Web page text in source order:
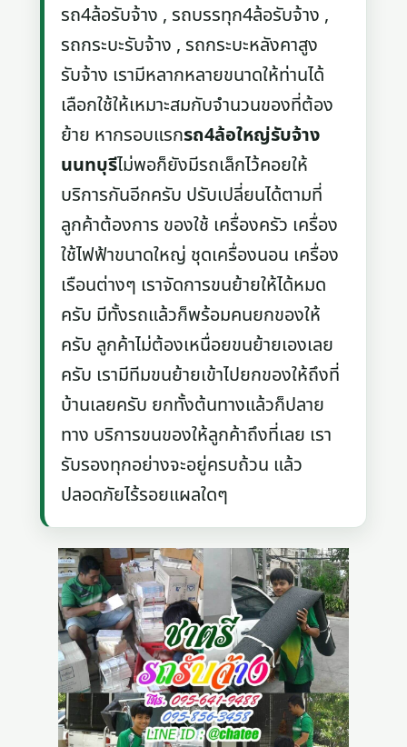
รถ4ล้อรับจ้าง , รถบรรทุก4ล้อรับจ้าง ,
รถกระบะรับจ้าง , รถกระบะหลังคาสูง
รับจ้าง เรามีหลากหลายขนาดให้ท่านได้
เลือกใช้ให้เหมาะสมกับจำนวนของที่ต้อง
ย้าย หากรอบแรกรถ4ล้อใหญ่รับจ้าง
นนทบุรีไม่พอก็ยังมีรถเล็กไว้คอยให้
บริการกันอีกครับ ปรับเปลี่ยนได้ตามที่
ลูกค้าต้องการ ของใช้ เครื่องครัว เครื่อง
ใช้ไฟฟ้าขนาดใหญ่ ชุดเครื่องนอน เครื่อง
เรือนต่างๆ เราจัดการขนย้ายให้ได้หมด
ครับ มีทั้งรถแล้วก็พร้อมคนยกของให้
ครับ ลูกค้าไม่ต้องเหนื่อยขนย้ายเองเลย
ครับ เรามีทีมขนย้ายเข้าไปยกของให้ถึงที่
บ้านเลยครับ ยกทั้งต้นทางแล้วก็ปลาย
ทาง บริการขนของให้ลูกค้าถึงที่เลย เรา
รับรองทุกอย่างจะอยู่ครบถ้วน แล้ว
ปลอดภัยไร้รอยแผลใดๆ